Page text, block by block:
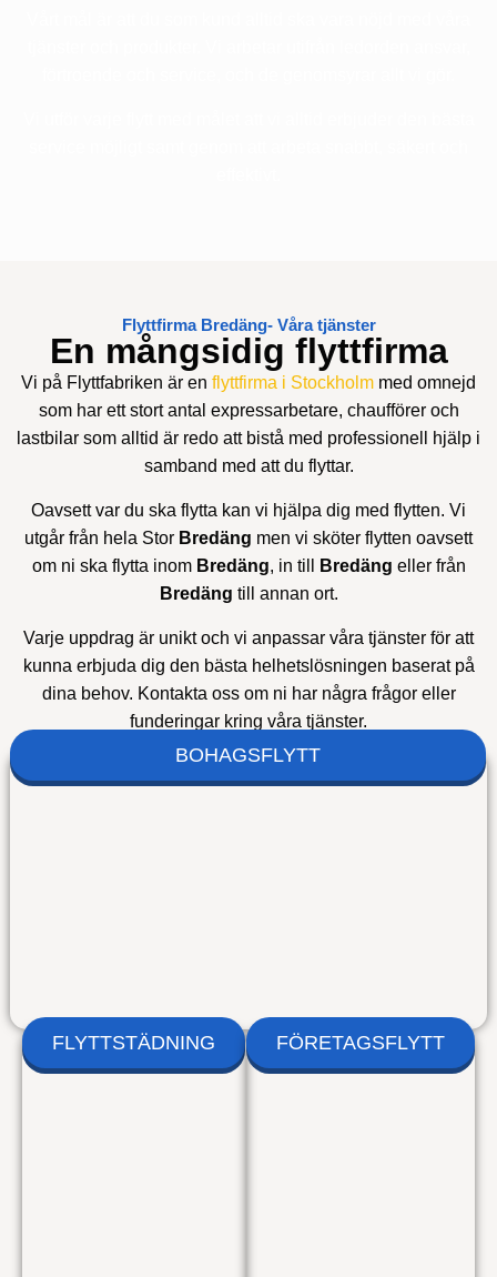
Flyttfirma Bredäng- Våra tjänster
En mångsidig flyttfirma
Vi på Flyttfabriken är en flyttfirma i Stockholm med omnejd
som har ett stort antal expressarbetare, chaufförer och
lastbilar som alltid är redo att bistå med professionell hjälp i
samband med att du flyttar.
Oavsett var du ska flytta kan vi hjälpa dig med flytten. Vi
utgår från hela Stor Bredäng men vi sköter flytten oavsett
om ni ska flytta inom Bredäng, in till Bredäng eller från
Bredäng till annan ort.
Varje uppdrag är unikt och vi anpassar våra tjänster för att
kunna erbjuda dig den bästa helhetslösningen baserat på
dina behov. Kontakta oss om ni har några frågor eller
funderingar kring våra tjänster.
BOHAGSFLYTT
FLYTTSTÄDNING FÖRETAGSFLYTT